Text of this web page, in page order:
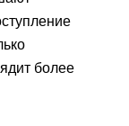
более